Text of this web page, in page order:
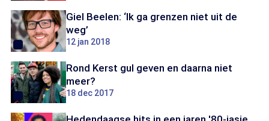
Giel Beelen: ‘Ik ga grenzen niet uit de
weg’
12 jan 2018
Rond Kerst gul geven en daarna niet
meer?
18 dec 2017